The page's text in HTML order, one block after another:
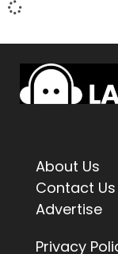
About Us
Contact Us
Advertise
Privacy